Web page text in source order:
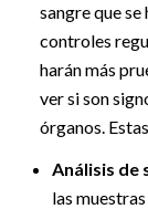
sangre que
controles
harán más
ver si son
órganos.
Análisis de
las